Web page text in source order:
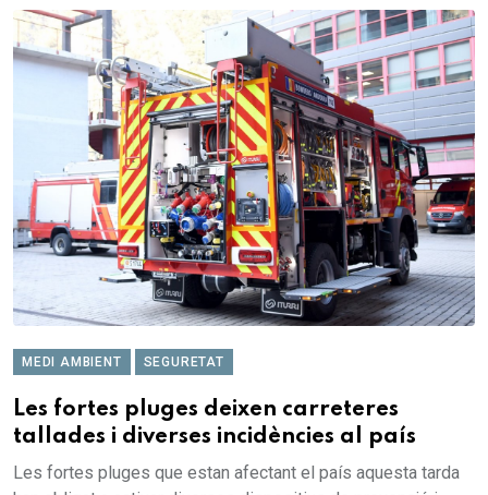
MEDI AMBIENT SEGURETAT
Les fortes pluges deixen carreteres
tallades i diverses incidències al país
Les fortes pluges que estan afectant el país aquesta tarda